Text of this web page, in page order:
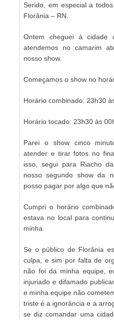
Serido, em especial a
Florânia – RN.
Ontem cheguei à cidade
atendemos no camarim
nosso show.
Começamos o show no
Horário combinado: 23h30
Horário tocado: 23h30 às
Parei o show cinco
atender e tirar fotos no
isso, segui para Riacho
nosso segundo show da
posso pagar por algo que
Cumpri o horário
estava no local para
minha.
Se o público de Florânia
culpa, e sim por falta de
não foi da minha equipe,
injuriado e difamado
e minha equipe não
triste é a ignorância e a
se diz comandar uma